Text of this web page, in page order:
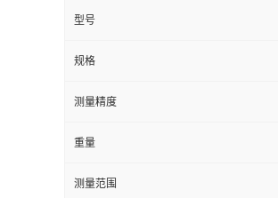
型号
规格
测量精度
重量
测量范围